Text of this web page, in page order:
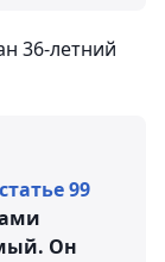
36-летний
статье 99
Он